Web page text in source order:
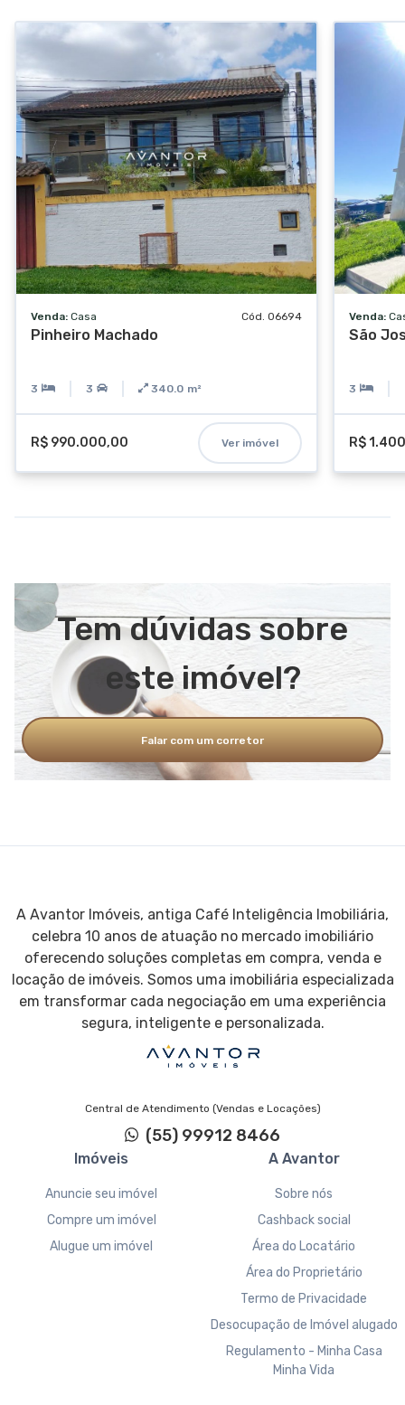
Sala de estar
Sala de jantar
Portão eletrônico
Varanda
Estar social
Espera para split
Vista panorâmica
Terraço
Venda: Casa Cód. 06694
Pinheiro Machado
3 3 340.0 m²
R$ 990.000,00 Ver imóvel
Venda:
São
3
R$
Tem dúvidas sobre
este imóvel?
Falar com um corretor
A Avantor Imóveis, antiga Café Inteligência Imobiliária,
celebra 10 anos de atuação no mercado imobiliário
oferecendo soluções completas em compra, venda e
locação de imóveis. Somos uma imobiliária especializada
em transformar cada negociação em uma experiência
segura, inteligente e personalizada.
Central de Atendimento (Vendas e Locações)
(55) 99912 8466
Imóveis
Anuncie seu imóvel
Compre um imóvel
Alugue um imóvel
A Avantor
Sobre nós
Cashback social
Área do Locatário
Área do Proprietário
Termo de Privacidade
Desocupação de Imóvel alugado
Regulamento - Minha Casa
Minha Vida